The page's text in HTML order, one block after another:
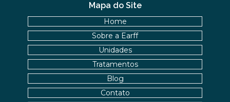
Mapa do Site
Home
Sobre a Earff
Unidades
Tratamentos
Blog
Contato